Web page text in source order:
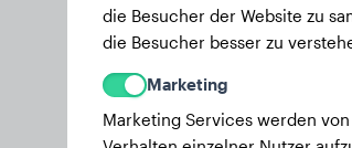
die Besucher der Website zu
die Besucher besser zu
Marketing
Marketing Services werden